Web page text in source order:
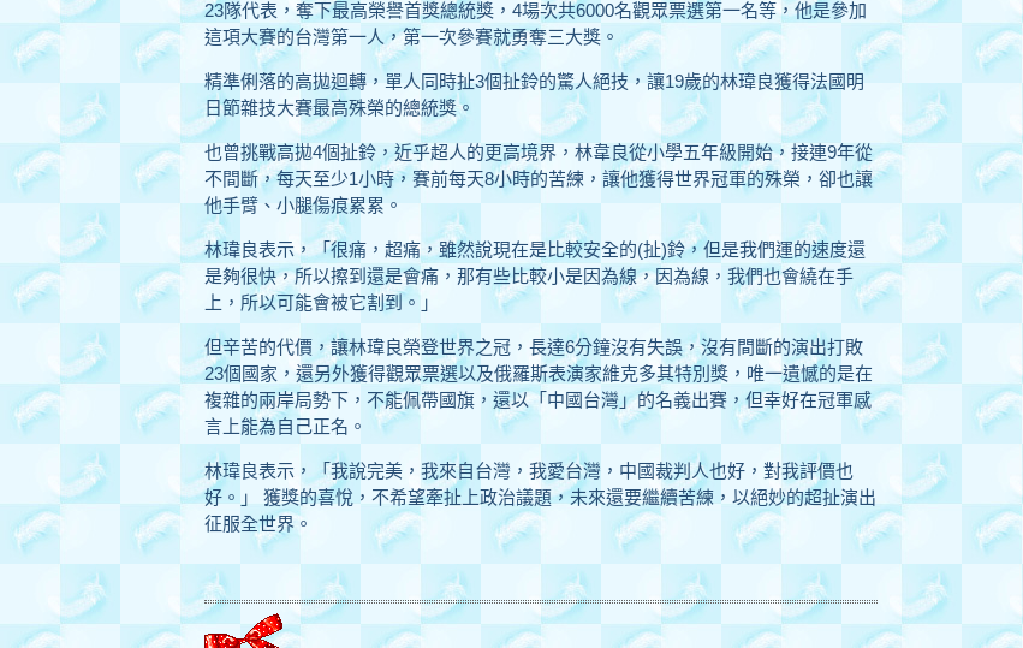
23隊代表，奪下最高榮譽首獎總統獎，4場次共6000名觀眾票選第一名等，他是參加
這項大賽的台灣第一人，第一次參賽就勇奪三大獎。
精準俐落的高拋迴轉，單人同時扯3個扯鈴的驚人絕技，讓19歲的林瑋良獲得法國明
日節雜技大賽最高殊榮的總統獎。
也曾挑戰高拋4個扯鈴，近乎超人的更高境界，林韋良從小學五年級開始，接連9年從
不間斷，每天至少1小時，賽前每天8小時的苦練，讓他獲得世界冠軍的殊榮，卻也讓
他手臂、小腿傷痕累累。
林瑋良表示，「很痛，超痛，雖然說現在是比較安全的(扯)鈴，但是我們運的速度還
是夠很快，所以擦到還是會痛，那有些比較小是因為線，因為線，我們也會繞在手
上，所以可能會被它割到。」
但辛苦的代價，讓林瑋良榮登世界之冠，長達6分鐘沒有失誤，沒有間斷的演出打敗
23個國家，還另外獲得觀眾票選以及俄羅斯表演家維克多其特別獎，唯一遺憾的是在
複雜的兩岸局勢下，不能佩帶國旗，還以「中國台灣」的名義出賽，但幸好在冠軍感
言上能為自己正名。
林瑋良表示，「我說完美，我來自台灣，我愛台灣，中國裁判人也好，對我評價也
好。」 獲獎的喜悅，不希望牽扯上政治議題，未來還要繼續苦練，以絕妙的超扯演出
征服全世界。